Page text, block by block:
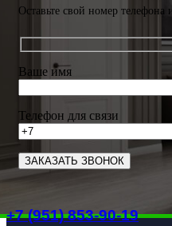
Оставьте свой номер
Ваше имя
Телефон для связи
+7 (951) 853-90-19